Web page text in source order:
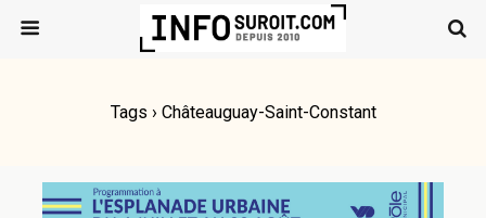
Tags › Châteauguay-Saint-Constant